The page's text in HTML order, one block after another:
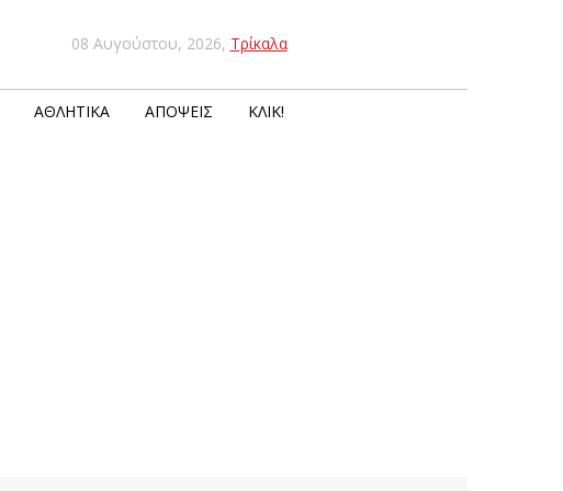
08 Αυγούστου, 2026, Τρίκαλα
ΑΘΛΗΤΙΚΆ ΑΠΌΨΕΙΣ ΚΛΙΚ!